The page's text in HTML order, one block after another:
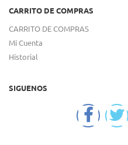
CARRITO DE COMPRAS
CARRITO DE COMPRAS
Mi Cuenta
Historial
SIGUENOS